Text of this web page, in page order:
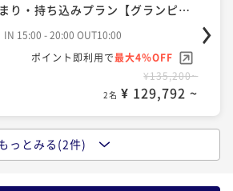
り・持ち込みプラン【グランピン
】
IN 15:00 - 20:00 OUT10:00
ポイント即利用で最大4％OFF
¥135,200~
2名 ¥ 129,792 ~
ほどお得】【1泊2食付き】＜バリ
手軽にグランピングを楽しむ【グ
っとみる(2件)